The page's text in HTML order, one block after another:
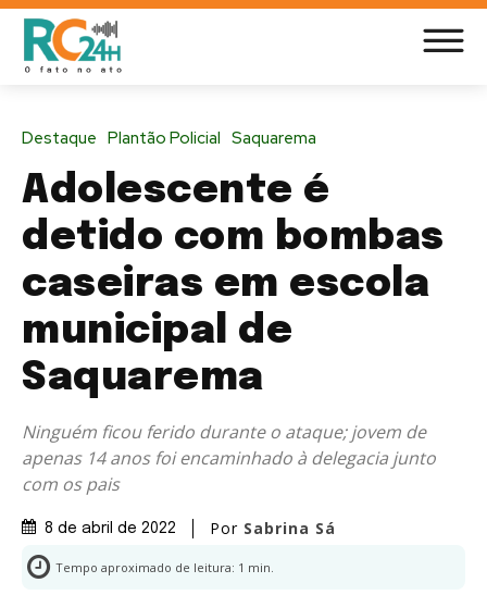
Destaque Plantão Policial Saquarema
Adolescente é
detido com bombas
caseiras em escola
municipal de
Saquarema
Ninguém ficou ferido durante o ataque; jovem de
apenas 14 anos foi encaminhado à delegacia junto
com os pais
8 de abril de 2022 Por Sabrina Sá
Tempo aproximado de leitura: 1 min.